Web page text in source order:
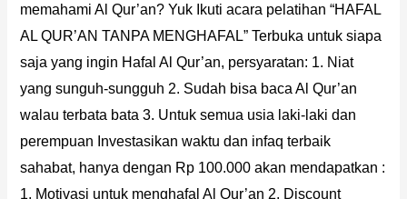
memahami Al Qur’an? Yuk Ikuti acara pelatihan “HAFAL
AL QUR’AN TANPA MENGHAFAL” Terbuka untuk siapa
saja yang ingin Hafal Al Qur’an, persyaratan: 1. Niat
yang sunguh-sungguh 2. Sudah bisa baca Al Qur’an
walau terbata bata 3. Untuk semua usia laki-laki dan
perempuan Investasikan waktu dan infaq terbaik
sahabat, hanya dengan Rp 100.000 akan mendapatkan :
1. Motivasi untuk menghafal Al Qur’an 2. Discount